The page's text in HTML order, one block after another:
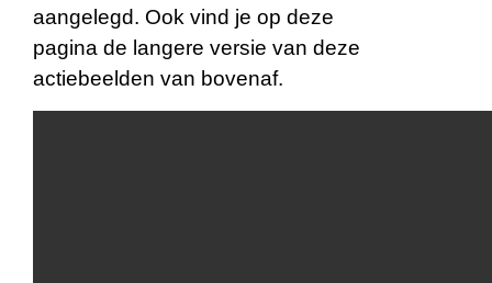
aangelegd. Ook vind je op deze
pagina de langere versie van deze
actiebeelden van bovenaf.